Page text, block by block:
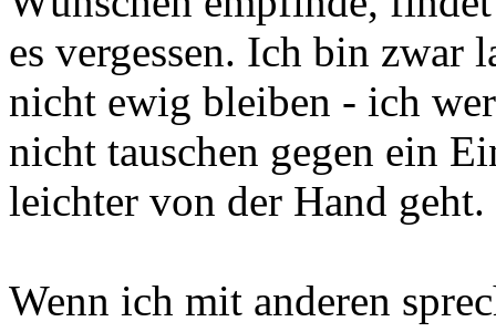
es vergessen. Ich bin zwar
nicht ewig bleiben - ich
nicht tauschen gegen ein
leichter von der Hand geht.
Wenn ich mit anderen